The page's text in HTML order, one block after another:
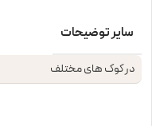
سایر توضیحات
در کوک های مختلف